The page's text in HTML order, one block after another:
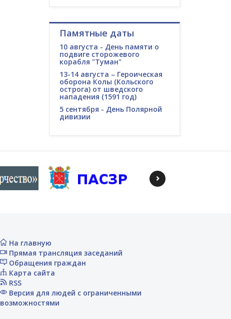
Памятные даты
10 августа - День памяти о
подвиге сторожевого
корабля "Туман"
13-14 августа – Героическая
оборона Колы (Кольского
острога) от шведского
нападения (1591 год)
5 сентября - День Полярной
дивизии
На главную
Прямая трансляция заседаний
Обращения граждан
Карта сайта
RSS
Версия для людей с ограниченными
возможностями